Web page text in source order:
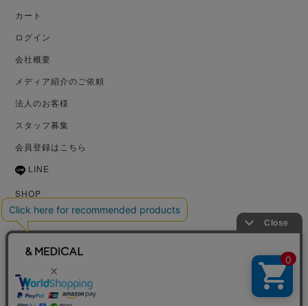
カート
ログイン
会社概要
メディア紹介のご依頼
法人のお客様
スタッフ募集
会員登録はこちら
LINE
SHOP
GIFT